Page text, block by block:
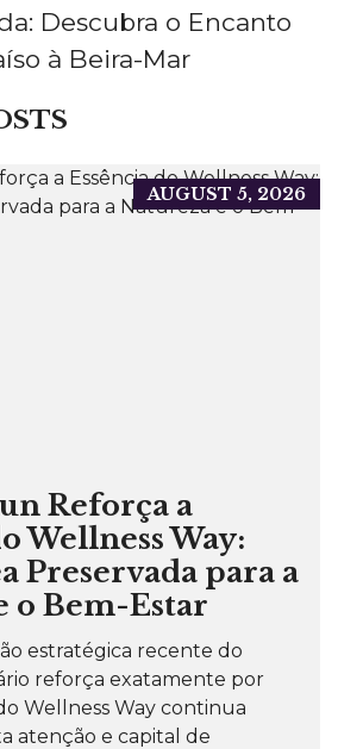
Descubra o Encanto
à Beira-Mar
AUGUST 5, 2026
Reforça a
Wellness Way:
Preservada para a
o Bem-Estar
estratégica recente do
reforça exatamente por
Wellness Way continua
atenção e capital de